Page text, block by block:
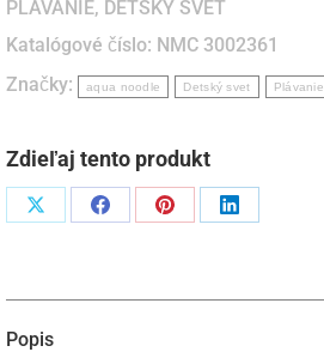
aqua
noodle
4
otvormi
PLÁVANIE, DETSKÝ SVET
Katalógové číslo: NMC 3002361
Značky:
aqua noodle Detský svet Plávanie
Zdieľaj tento produkt
Podiel Podiel Podiel Podiel
Popis